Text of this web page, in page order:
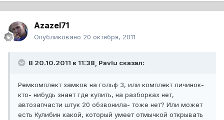
Azazel71
Опубликовано 20 октября, 2011
В 20.10.2011 в 11:38, Pavlu сказал:
Ремкомплект замков на гольф 3, или комплект личинок-
кто- нибудь знает где купить, на разборках нет,
автозапчасти штук 20 обзвонила- тоже нет? Или может
есть Кулибин какой, который умеет отмычкой открывать